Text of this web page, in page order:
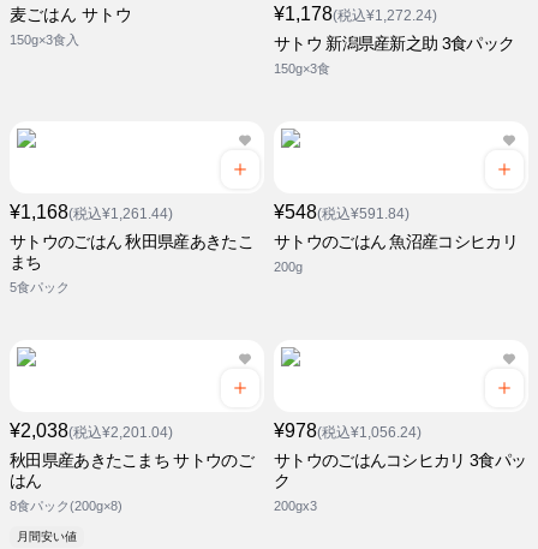
麦ごはん サトウ
150g×3食入
¥1,178(税込¥1,272.24)
サトウ 新潟県産新之助 3食パック
150g×3食
¥1,168(税込¥1,261.44)
サトウのごはん 秋田県産あきたこ
まち
5食パック
¥548(税込¥591.84)
サトウのごはん 魚沼産コシヒカリ
200g
¥2,038(税込¥2,201.04)
秋田県産あきたこまち サトウのご
はん
8食パック(200g×8)
月間安い値
¥978(税込¥1,056.24)
サトウのごはんコシヒカリ 3食パッ
ク
200gx3